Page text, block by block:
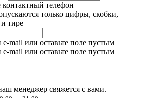
контактный телефон
только цифры, скобки,
тире
mail или оставьте поле пустым
mail или оставьте поле пустым
менеджер свяжется с вами.